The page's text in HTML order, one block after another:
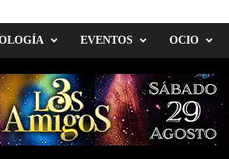
EVENTOS OCIO